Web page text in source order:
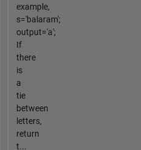
example,
s='balaram';
output='a';
If
there
is
a
tie
between
letters,
return
t...